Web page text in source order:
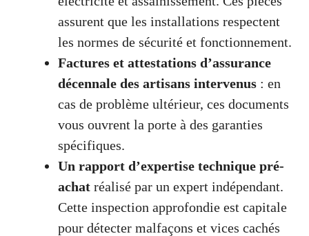
assurent que les installations respectent
les normes de sécurité et fonctionnement.
Factures et attestations d’assurance
décennale des artisans intervenus : en
cas de problème ultérieur, ces documents
vous ouvrent la porte à des garanties
spécifiques.
Un rapport d’expertise technique pré-
achat réalisé par un expert indépendant.
Cette inspection approfondie est capitale
pour détecter malfaçons et vices cachés